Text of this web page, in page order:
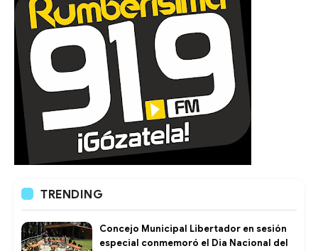
TRENDING
Concejo Municipal Libertador en sesión
especial conmemoró el Dia Nacional del